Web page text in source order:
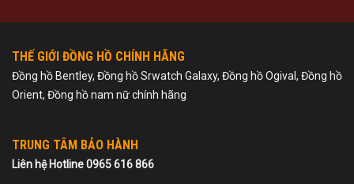
THẾ GIỚI ĐỒNG HỒ CHÍNH HÃNG
Đồng hồ Bentley, Đồng hồ Srwatch Galaxy, Đồng hồ Ogival, Đồng hồ
Orient, Đồng hồ nam nữ chính hãng
TRUNG TÂM BẢO HÀNH
Liên hệ Hotline 0965 616 866